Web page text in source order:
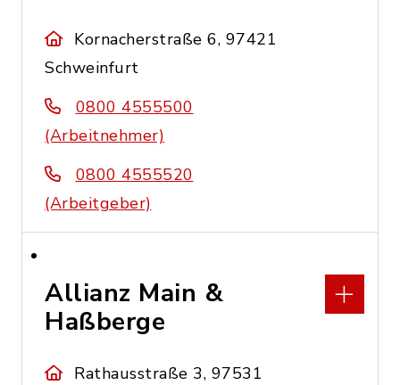
Kornacherstraße 6, 97421
Schweinfurt
0800 4555500
(Arbeitnehmer)
0800 4555520
(Arbeitgeber)
Allianz Main &
Haßberge
Rathausstraße 3, 97531